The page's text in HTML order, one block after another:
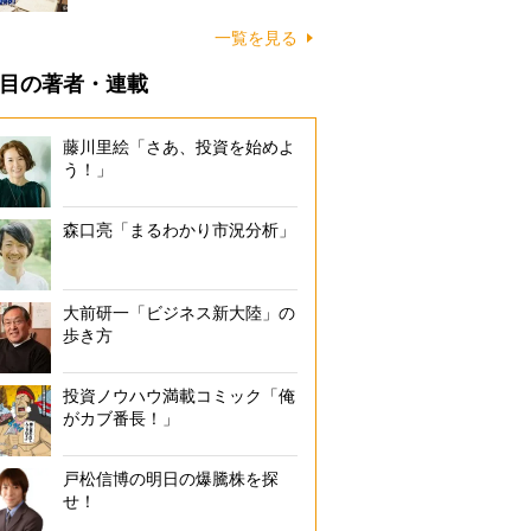
一覧を見る
の著者・連載
藤川里絵「さあ、投資を始めよ
う！」
森口亮「まるわかり市況分析」
大前研一「ビジネス新大陸」の
歩き方
投資ノウハウ満載コミック「俺
がカブ番長！」
戸松信博の明日の爆騰株を探
せ！